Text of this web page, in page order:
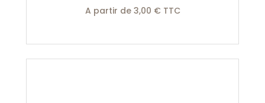
A partir de 3,00 € TTC